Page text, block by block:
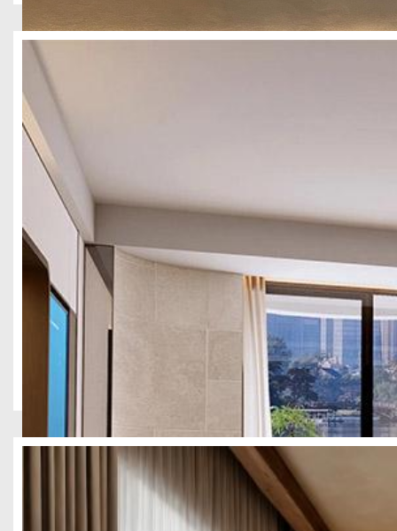
成都武侯区2300平酒店设计
本项目为成都武侯区2300㎡精品酒店整体设计项目，立足武侯区文
美，科学规划公区、客房、功能配套等全空间板块，兼顾颜值质
四川壹西格玛建筑工程有限公司承接成都成华区 2100 平酒店整体
客房，兼顾入住舒适度与空间美学，严格把控酒店消防、隔音、